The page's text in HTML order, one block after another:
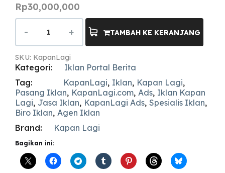
Rp30,000,000
TAMBAH KE KERANJANG
SKU: KapanLagi
Kategori:
Iklan Portal Berita
Tag:
KapanLagi, Iklan, Kapan Lagi,
Pasang Iklan, KapanLagi.com, Ads, Iklan Kapan
Lagi, Jasa Iklan, KapanLagi Ads, Spesialis Iklan,
Biro Iklan, Agen Iklan
Brand:
Kapan Lagi
Bagikan ini: